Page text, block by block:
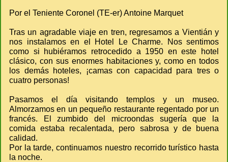
Por el Teniente Coronel (TE-er) Antoine Marquet
Tras un agradable viaje en tren, regresamos a Vientián y
nos instalamos en el Hotel Le Charme. Nos sentimos
como si hubiéramos retrocedido a 1950 en este hotel
clásico, con sus enormes habitaciones y, como en todos
los demás hoteles, ¡camas con capacidad para tres o
cuatro personas!
Pasamos el día visitando templos y un museo.
Almorzamos en un pequeño restaurante regentado por un
francés. El zumbido del microondas sugería que la
comida estaba recalentada, pero sabrosa y de buena
calidad.
Por la tarde, continuamos nuestro recorrido turístico hasta
la noche.